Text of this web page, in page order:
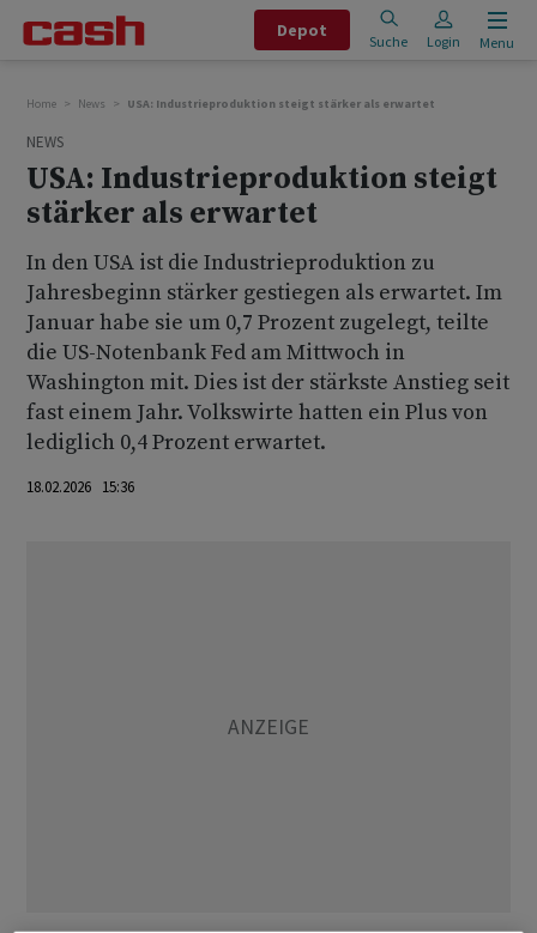
Depot
Suche Login Menu
Home News USA: Industrieproduktion steigt stärker als erwartet
NEWS
USA: Industrieproduktion steigt
stärker als erwartet
In den USA ist die Industrieproduktion zu
Jahresbeginn stärker gestiegen als erwartet. Im
Januar habe sie um 0,7 Prozent zugelegt, teilte
die US-Notenbank Fed am Mittwoch in
Washington mit. Dies ist der stärkste Anstieg seit
fast einem Jahr. Volkswirte hatten ein Plus von
lediglich 0,4 Prozent erwartet.
18.02.2026 15:36